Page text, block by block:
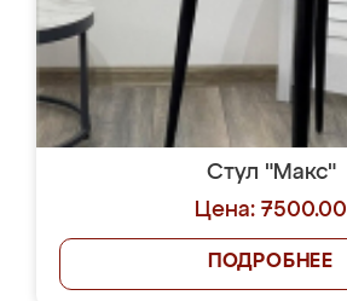
Стул "Макс"
Цена: 7500.00
ПОДРОБНЕЕ